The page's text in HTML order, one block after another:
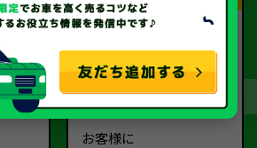
お引取り
お客様に